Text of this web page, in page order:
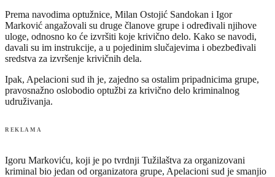
Prema navodima optužnice, Milan Ostojić Sandokan i Igor
Marković angažovali su druge članove grupe i određivali njihove
uloge, odnosno ko će izvršiti koje krivično delo. Kako se navodi,
davali su im instrukcije, a u pojedinim slučajevima i obezbeđivali
sredstva za izvršenje krivičnih dela.
Ipak, Apelacioni sud ih je, zajedno sa ostalim pripadnicima grupe,
pravosnažno oslobodio optužbi za krivično delo kriminalnog
udruživanja.
REKLAMA
Igoru Markoviću, koji je po tvrdnji Tužilaštva za organizovani
kriminal bio jedan od organizatora grupe, Apelacioni sud je smanjio